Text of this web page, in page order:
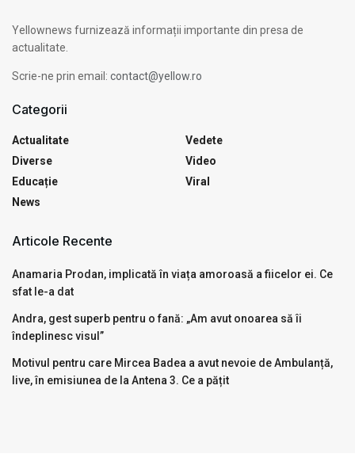
Yellownews furnizează informații importante din presa de
actualitate.
Scrie-ne prin email: contact@yellow.ro
Categorii
Actualitate
Diverse
Educație
News
Vedete
Video
Viral
Articole Recente
Anamaria Prodan, implicată în viața amoroasă a fiicelor ei. Ce
sfat le-a dat
Andra, gest superb pentru o fană: „Am avut onoarea să îi
îndeplinesc visul”
Motivul pentru care Mircea Badea a avut nevoie de Ambulanță,
live, în emisiunea de la Antena 3. Ce a pățit